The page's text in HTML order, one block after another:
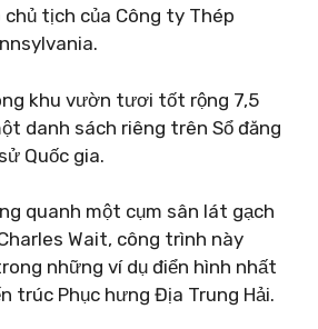
tịch của Công ty Thép
khu vườn tươi tốt rộng 7,5
danh sách riêng trên Sổ đăng
Quốc gia.
quanh một cụm sân lát gạch
Wait, công trình này
những ví dụ điển hình nhất
​​​​trúc Phục hưng Địa Trung Hải.